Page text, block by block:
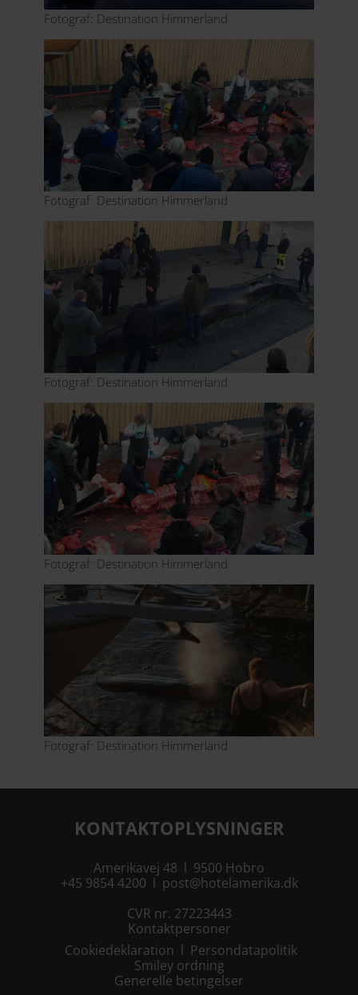
Fotograf: Destination Himmerland
Fotograf: Destination Himmerland
Fotograf: Destination Himmerland
Fotograf: Destination Himmerland
Fotograf: Destination Himmerland
KONTAKTOPLYSNINGER
Amerikavej 48 l 9500 Hobro
+45 9854 4200 l post@hotelamerika.dk
CVR nr. 27223443
Kontaktpersoner
Cookiedeklaration l Persondatapolitik
Smiley ordning
Generelle betingelser